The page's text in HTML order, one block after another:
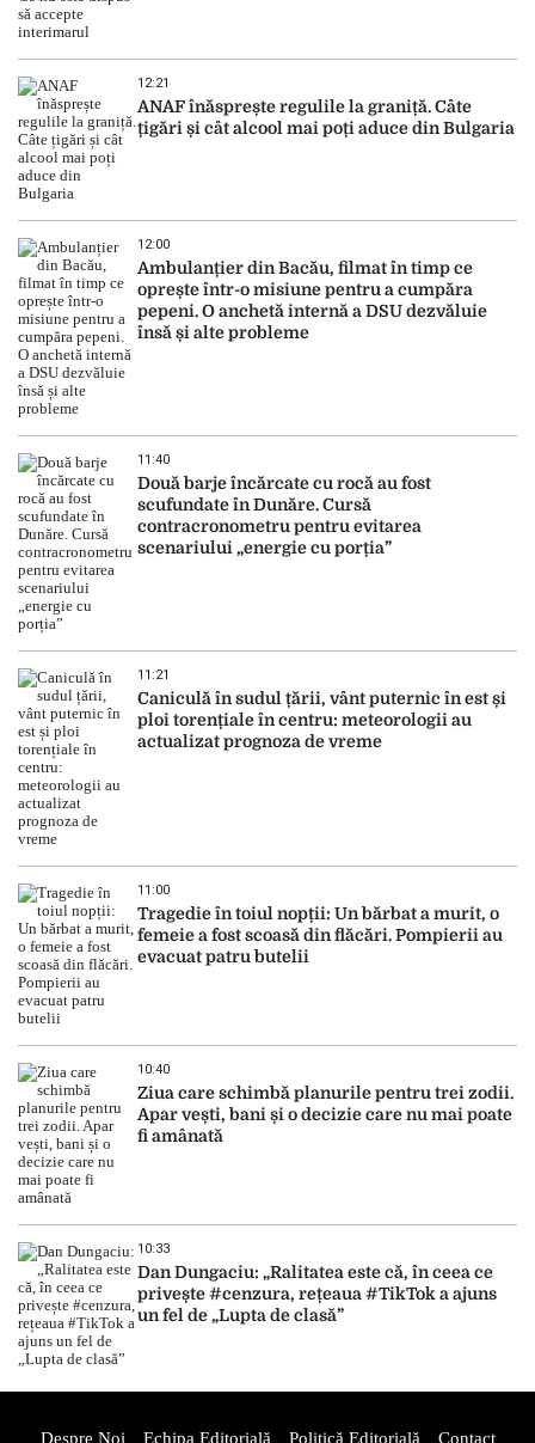
12:21
ANAF înăsprește regulile la graniță. Câte
țigări și cât alcool mai poți aduce din Bulgaria
12:00
Ambulanțier din Bacău, filmat în timp ce
oprește într-o misiune pentru a cumpăra
pepeni. O anchetă internă a DSU dezvăluie
însă și alte probleme
11:40
Două barje încărcate cu rocă au fost
scufundate în Dunăre. Cursă
contracronometru pentru evitarea
scenariului „energie cu porția”
11:21
Caniculă în sudul țării, vânt puternic în est și
ploi torențiale în centru: meteorologii au
actualizat prognoza de vreme
11:00
Tragedie în toiul nopții: Un bărbat a murit, o
femeie a fost scoasă din flăcări. Pompierii au
evacuat patru butelii
10:40
Ziua care schimbă planurile pentru trei zodii.
Apar vești, bani și o decizie care nu mai poate
fi amânată
10:33
Dan Dungaciu: „Ralitatea este că, în ceea ce
privește #cenzura, rețeaua #TikTok a ajuns
un fel de „Lupta de clasă”
Despre Noi Echipa Editorială Politică Editorială Contact